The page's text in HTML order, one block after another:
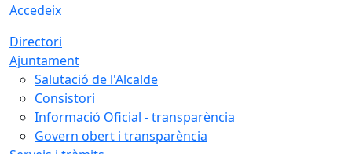
Accedeix
Directori
Ajuntament
Salutació de l'Alcalde
Consistori
Informació Oficial - transparència
Govern obert i transparència